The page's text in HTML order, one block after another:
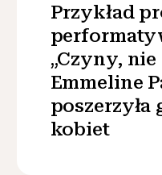
Przykład
„Czyny, nie
Emmeline
kobiet